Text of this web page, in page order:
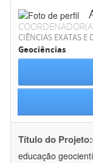
CIÊNCIAS EXATAS E
Geociências
Título do Projeto:
educação